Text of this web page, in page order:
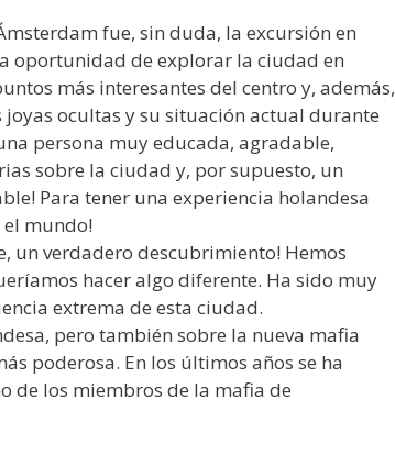
fue, sin duda, la excursión en
oportunidad de explorar la ciudad en
más interesantes del centro y, además,
ocultas y su situación actual durante
persona muy educada, agradable,
sobre la ciudad y, por supuesto, un
Para tener una experiencia holandesa
el mundo!
un verdadero descubrimiento! Hemos
hacer algo diferente. Ha sido muy
extrema de esta ciudad.
pero también sobre la nueva mafia
poderosa. En los últimos años se ha
de los miembros de la mafia de